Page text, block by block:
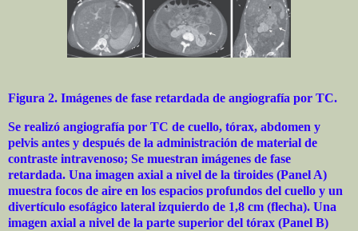
Figura 2. Imágenes de fase retardada de angiografía por TC.
Se realizó angiografía por TC de cuello, tórax, abdomen y
pelvis antes y después de la administración de material de
contraste intravenoso; Se muestran imágenes de fase
retardada. Una imagen axial a nivel de la tiroides (Panel A)
muestra focos de aire en los espacios profundos del cuello y un
divertículo esofágico lateral izquierdo de 1,8 cm (flecha). Una
imagen axial a nivel de la parte superior del tórax (Panel B)